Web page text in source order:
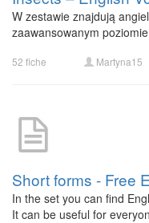
W zestawie znajdują
zaawansowanym
52 fiche Martyna15
Short forms - Free
In the set you can find
It can be useful for